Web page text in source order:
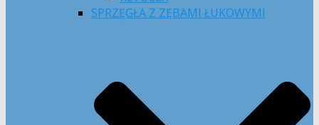
SPRZĘGŁA Z ZĘBAMI ŁUKOWYMI